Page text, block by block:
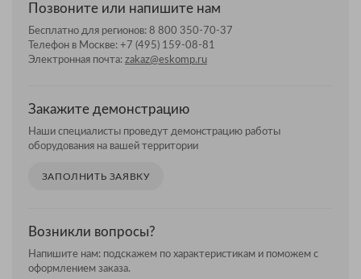
Позвоните или напишите нам
Бесплатно для регионов: 8 800 350-70-37
Телефон в Москве: +7 (495) 159-08-81
Электронная почта: zakaz@eskomp.ru
Закажите демонстрацию
Наши специалисты проведут демонстрацию работы
оборудования на вашей территории
ЗАПОЛНИТЬ ЗАЯВКУ
Возникли вопросы?
Напишите нам: подскажем по характеристикам и поможем с
оформлением заказа.